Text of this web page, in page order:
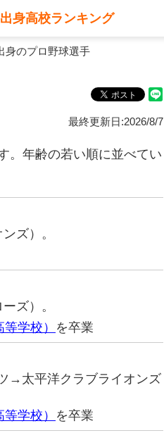
身高校ランキング
身のプロ野球選手
最終更新日:2026/8/7
。年齢の若い順に並べてい
ズ）。
ズ）。
学校） を卒業
→太平洋クラブライオンズ
学校） を卒業